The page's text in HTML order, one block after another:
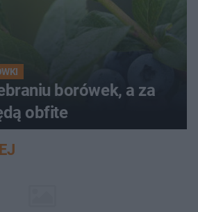
borówek, a za
obfite